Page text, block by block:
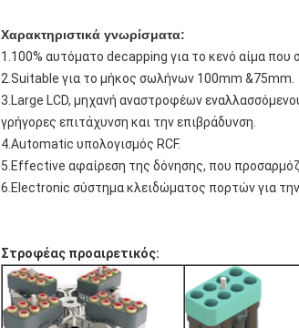
Χαρακτηριστικά γνωρίσματα:
1.100% αυτόματο decapping για το κενό αίμα που
2.Suitable για το μήκος σωλήνων 100mm &75mm.
3.Large LCD, μηχανή αναστροφέων
γρήγορες επιτάχυνση και την επιβράδυνση.
4.Automatic υπολογισμός RCF.
5.Effective αφαίρεση της δόνησης, που
6.Electronic σύστημα κλειδώματος πορτών για
Στροφέας προαιρετικός: